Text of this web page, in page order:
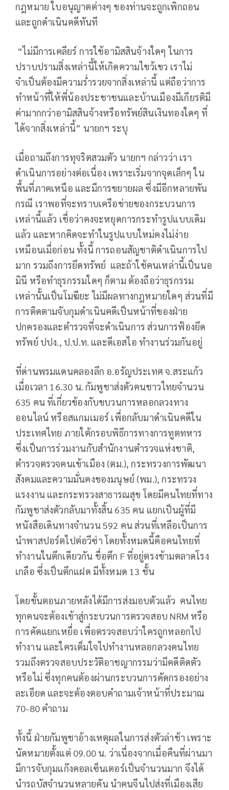
กฎหมาย ใบอนุญาตต่างๆ ของท่านจะถูกเพิกถอน
และถูกดำเนินคดีทันที
“ไม่มีการเคลียร์ การใช้อามิสสินจ้างใดๆ ในการ
ปราบปรามสิ่งเหล่านี้ให้เกิดความไขว้เขว เราไม่
จำเป็นต้องมีความร่ำรวยจากสิ่งเหล่านี้ แต่ถือว่าการ
ทำหน้าที่ให้พี่น้องประชาชนและบ้านเมืองมีเกียรติมี
ค่ามากกว่าอามิสสินจ้างหรือทรัพย์สินเงินทองใดๆ ที่
ได้จากสิ่งเหล่านี้” นายกฯ ระบุ
เมื่อถามถึงการทุจริตสวมตัว นายกฯ กล่าวว่า เรา
ดำเนินการอย่างต่อเนื่อง เพราะเริ่มจากจุดเล็กๆ ใน
พื้นที่ภาคเหนือ และมีการขยายผล ซึ่งมีอีกหลายพัน
กรณี เราพอที่จะทราบเครือข่ายของกระบวนการ
เหล่านี้แล้ว เชื่อว่าคงจะหยุดการกระทำรูปแบบเดิม
แล้ว และหากคิดจะทำในรูปแบบใหม่คงไม่ง่าย
เหมือนเมื่อก่อน ทั้งนี้ การถอนสัญชาติดำเนินการไป
มาก รวมถึงการยึดทรัพย์ และถ้าใช้คนเหล่านี้เป็นนอ
มินี หรือทำธุรกรรมใดๆ ก็ตาม ต้องถือว่าธุรกรรม
เหล่านั้นเป็นโมฆียะ ไม่มีผลทางกฎหมายใดๆ ส่วนที่มี
การติดตามจับกุมดำเนินคดีเป็นหน้าที่ของฝ่าย
ปกครองและตำรวจที่จะดำเนินการ ส่วนการฟ้องยึด
ทรัพย์ ปปง., ป.ป.ท. และดีเอสไอ ทำงานร่วมกันอยู่
ที่ด่านพรมแดนคลองลึก อ.อรัญประเทศ จ.สระแก้ว
เมื่อเวลา 16.30 น. กัมพูชาส่งตัวคนชาวไทยจำนวน
635 คน ที่เกี่ยวข้องกับขบวนการหลอกลวงทาง
ออนไลน์ หรือสแกมเมอร์ เพื่อกลับมาดำเนินคดีใน
ประเทศไทย ภายใต้กรอบพิธีการทางการทูตทหาร
ซึ่งเป็นการร่วมงานกับสำนักงานตำรวจแห่งชาติ,
ตำรวจตรวจคนเข้าเมือง (ตม.), กระทรวงการพัฒนา
สังคมและความมั่นคงของมนุษย์ (พม.), กระทรวง
แรงงาน และกระทรวงสาธารณสุข โดยมีคนไทยที่ทาง
กัมพูชาส่งตัวกลับมาทั้งสิ้น 635 คน แยกเป็นผู้ที่มี
หนังสือเดินทางจำนวน 592 คน ส่วนที่เหลือเป็นการ
นำพาสปอร์ตไปต่อวีซ่า โดยทั้งหมดนี้คือคนไทยที่
ทำงานในตึกเดียวกัน ชื่อตึก F ที่อยู่ตรงข้ามตลาดโรง
เกลือ ซึ่งเป็นตึกแฝด มีทั้งหมด 13 ชั้น
โดยขั้นตอนภายหลังได้มีการส่งมอบตัวแล้ว คนไทย
ทุกคนจะต้องเข้าสู่กระบวนการตรวจสอบ NRM หรือ
การคัดแยกเหยื่อ เพื่อตรวจสอบว่าใครถูกหลอกไป
ทำงาน และใครเต็มใจไปทำงานหลอกลวงคนไทย
รวมถึงตรวจสอบประวัติอาชญากรรมว่ามีคดีติดตัว
หรือไม่ ซึ่งทุกคนต้องผ่านกระบวนการคัดกรองอย่าง
ละเอียด และจะต้องตอบคำถามเจ้าหน้าที่ประมาณ
70-80 คำถาม
ทั้งนี้ ฝ่ายกัมพูชาอ้างเหตุผลในการส่งตัวล่าช้า เพราะ
นัดหมายตั้งแต่ 09.00 น. ว่าเนื่องจากเมื่อคืนที่ผ่านมา
มีการจับกุมแก๊งคอลเซ็นเตอร์เป็นจำนวนมาก จึงได้
นำรถบัสจำนวนหลายคัน นำคนจีนไปส่งที่เมืองเสีย